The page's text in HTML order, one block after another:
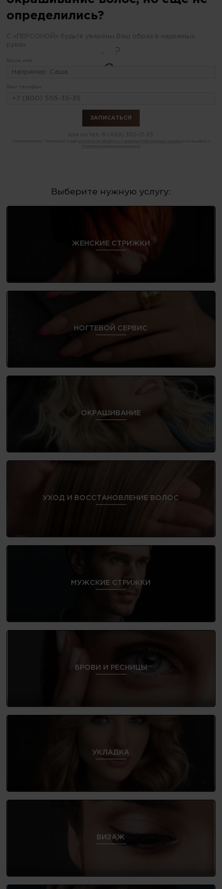
определились?
С «ПЕРСОНОЙ» будьте уверены Ваш образ в надежных
руках
Ваше имя:
Ваш телефон:
или по тел. 8 (499) 350-17-33
Нажимая кнопку "Записаться" я даю согласие на обработку и хранение персональных данных
политикой конфиденциальности
Выберите нужную услугу:
ЖЕНСКИЕ СТРИЖКИ
НОГТЕВОЙ СЕРВИС
ОКРАШИВАНИЕ
УХОД И ВОССТАНОВЛЕНИЕ ВОЛОС
МУЖСКИЕ СТРИЖКИ
БРОВИ И РЕСНИЦЫ
УКЛАДКА
ВИЗАЖ